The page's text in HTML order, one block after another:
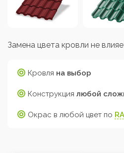
Замена цвета кровли не
Кровля на выбор
Конструкция любой
Окрас в любой цвет по